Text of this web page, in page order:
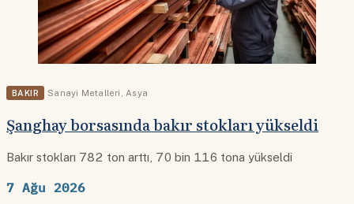
BAKIR Sanayi Metalleri Asya
Şanghay borsasında bakır stokları yükseldi
Bakır stokları 782 ton arttı, 70 bin 116 tona yükseldi
7 Ağu 2026